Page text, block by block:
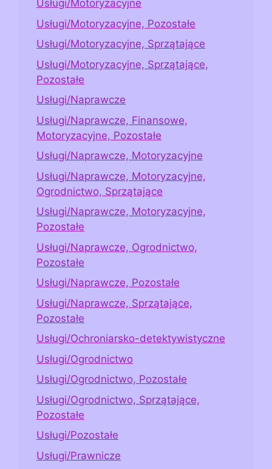
Usługi/Motoryzacyjne
Usługi/Motoryzacyjne, Pozostałe
Usługi/Motoryzacyjne, Sprzątające
Usługi/Motoryzacyjne, Sprzątające,
Pozostałe
Usługi/Naprawcze
Usługi/Naprawcze, Finansowe,
Motoryzacyjne, Pozostałe
Usługi/Naprawcze, Motoryzacyjne
Usługi/Naprawcze, Motoryzacyjne,
Ogrodnictwo, Sprzątające
Usługi/Naprawcze, Motoryzacyjne,
Pozostałe
Usługi/Naprawcze, Ogrodnictwo,
Pozostałe
Usługi/Naprawcze, Pozostałe
Usługi/Naprawcze, Sprzątające,
Pozostałe
Usługi/Ochroniarsko-detektywistyczne
Usługi/Ogrodnictwo
Usługi/Ogrodnictwo, Pozostałe
Usługi/Ogrodnictwo, Sprzątające,
Pozostałe
Usługi/Pozostałe
Usługi/Prawnicze